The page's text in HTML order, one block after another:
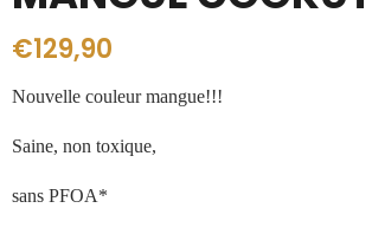
€129,90
Nouvelle couleur mangue!!!
Saine, non toxique,
sans PFOA*